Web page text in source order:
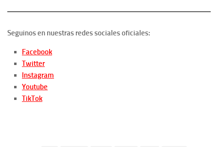
Seguinos en nuestras redes sociales oficiales:
Facebook
Twitter
Instagram
Youtube
TikTok